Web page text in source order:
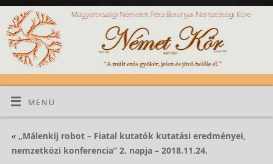
MENÜ
«„Málenkij robot – Fiatal kutatók kutatási eredményei,
nemzetközi konferencia” 2. napja – 2018.11.24.